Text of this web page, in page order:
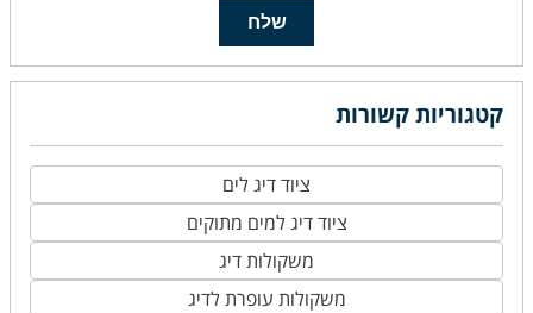
שלח
קטגוריות קשורות
ציוד דיג לים
ציוד דיג למים מתוקים
משקולות דיג
משקולות עופרת לדיג